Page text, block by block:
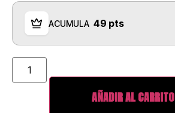
ACUMULA 49 pts
AÑADIR AL CARRITO